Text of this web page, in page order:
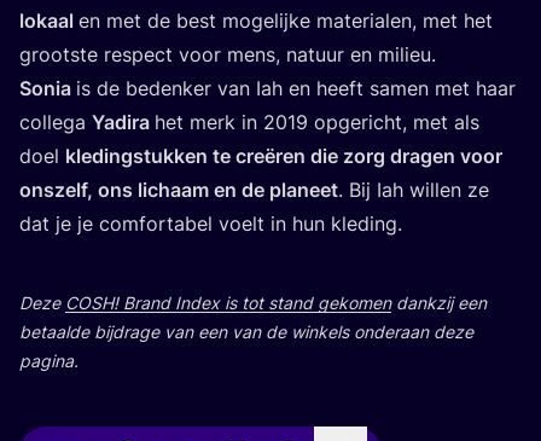
lokaal en met de best moge­lij­ke mate­ri­a­len, met het
groot­ste res­pect voor mens, natuur en milieu.
Sonia is de beden­ker van Iah en heeft samen met haar
col­le­ga Yadi­ra het merk in 2019 opge­richt, met als
doel kle­ding­stuk­ken te cre­ë­ren die zorg dra­gen voor
ons­zelf, ons lichaam en de pla­neet. Bij Iah wil­len ze
dat je je com­for­ta­bel voelt in hun kleding.
Deze COSH! Brand Index is tot stand geko­mendank­zij een
betaal­de bij­dra­ge van een van de win­kels onder­aan deze
pagina.